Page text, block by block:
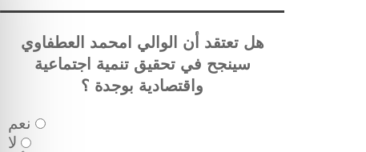
هل تعتقد أن الوالي امحمد العطفاوي
سينجح في تحقيق تنمية اجتماعية
واقتصادية بوجدة ؟
نعم
لا